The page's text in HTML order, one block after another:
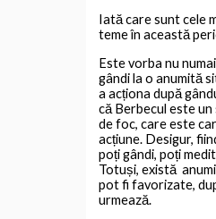
Iată care sunt cele
teme în această
Este vorba nu
gândi la o anumită
a acționa după
că Berbecul este un
de foc, care este
acțiune. Desigur,
poți gândi, poți
Totuși, există
pot fi favorizate,
urmează.